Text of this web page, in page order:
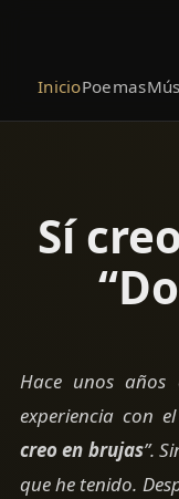
InicioPoemas
Sí
Hace unos
experiencia con
creo en brujas”.
que he tenido.